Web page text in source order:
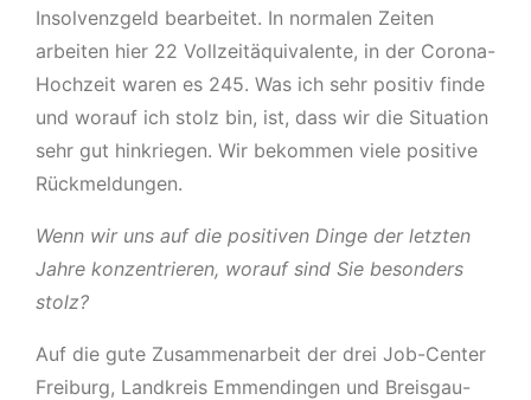
Insolvenzgeld bearbeitet. In normalen Zeiten
arbeiten hier 22 Vollzeitäquivalente, in der Corona-
Hochzeit waren es 245. Was ich sehr positiv finde
und worauf ich stolz bin, ist, dass wir die Situation
sehr gut hinkriegen. Wir bekommen viele positive
Rückmeldungen.
Wenn wir uns auf die positiven Dinge der letzten
Jahre konzentrieren, worauf sind Sie besonders
stolz?
Auf die gute Zusammenarbeit der drei Job-Center
Freiburg, Landkreis Emmendingen und Breisgau-